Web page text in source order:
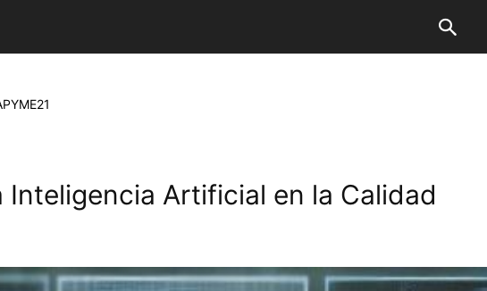
Artificial en la Calidad